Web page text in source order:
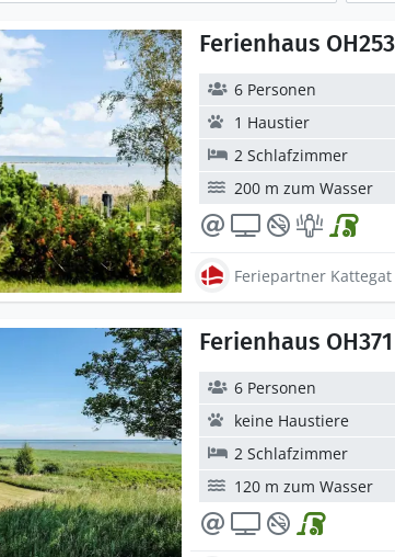
Ferienhaus
6 Personen
1 Haustier
2 Schlafzimmer
200 m zum Wasser
Feriepartner Kattegat
Ferienhaus
6 Personen
keine Haustiere
2 Schlafzimmer
120 m zum Wasser